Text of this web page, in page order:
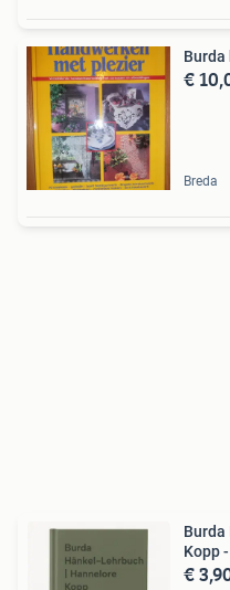
€
Breda
Burda
Kopp
€